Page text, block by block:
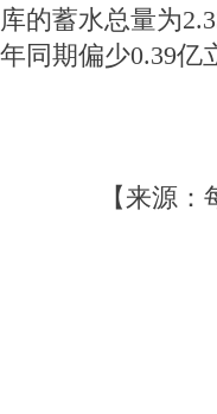
库的蓄水总量为
年同期偏少0.39亿
【来源